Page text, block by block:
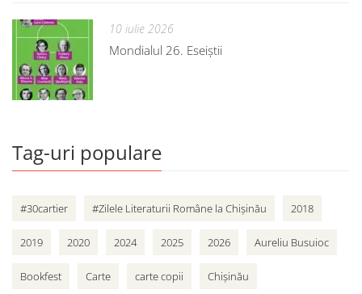
10 iulie 2026
Mondialul 26. Eseiștii
Tag-uri populare
#30cartier #Zilele Literaturii Române la Chișinău 2018
2019 2020 2024 2025 2026 Aureliu Busuioc
Bookfest Carte carte copii Chișinău